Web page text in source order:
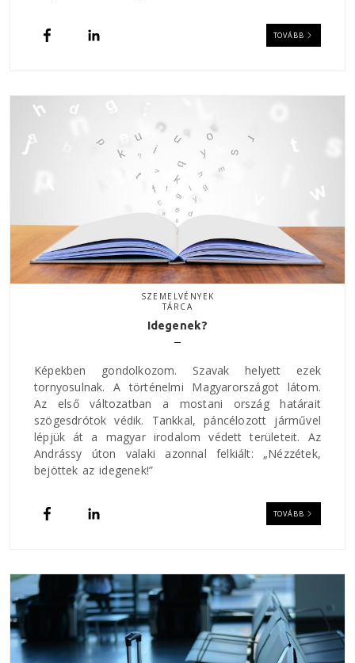
TOVÁBB
SZEMELVÉNYEK
TÁRCA
Idegenek?
Képekben gondolkozom. Szavak helyett ezek
tornyosulnak. A történelmi Magyarországot látom.
Az első változatban a mostani ország határait
szögesdrótok védik. Tankkal, páncélozott járművel
lépjük át a magyar irodalom védett területeit. Az
Andrássy úton valaki azonnal felkiált: „Nézzétek,
bejöttek az idegenek!”
TOVÁBB